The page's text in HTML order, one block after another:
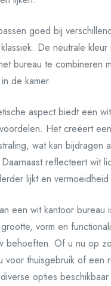
goed bij
De neutrale kleur
bureau te combineren
de kamer.
aspect biedt een
Het creëert
wat kan bijdragen
reflecteert wit
lijkt en
een wit kantoor bureau
vorm en
behoeften. Of u nu op
voor thuisgebruik of een
opties